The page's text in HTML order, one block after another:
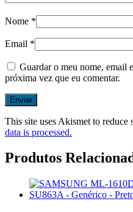
Nome *
Email *
Guardar o meu nome, email
próxima vez que eu comentar.
This site uses Akismet to reduce
data is processed.
Produtos